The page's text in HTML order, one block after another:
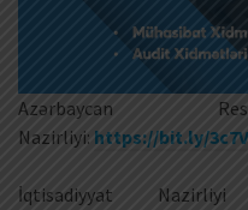
Azərbaycan
Nazirliyi: https://bit.ly/
İqtisadiyyat